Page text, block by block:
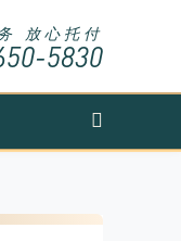
放心托付
5830